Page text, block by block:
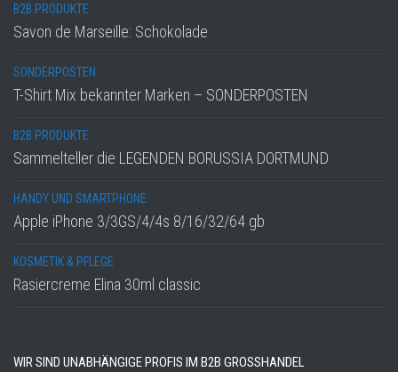
B2B PRODUKTE
Savon de Marseille: Schokolade
SONDERPOSTEN
T-Shirt Mix bekannter Marken – SONDERPOSTEN
B2B PRODUKTE
Sammelteller die LEGENDEN BORUSSIA DORTMUND
HANDY UND SMARTPHONE
Apple iPhone 3/3GS/4/4s 8/16/32/64 gb
KOSMETIK & PFLEGE
Rasiercreme Elina 30ml classic
WIR SIND UNABHÄNGIGE PROFIS IM B2B GROSSHANDEL